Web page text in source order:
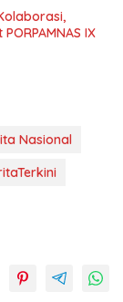
IX
Nasional